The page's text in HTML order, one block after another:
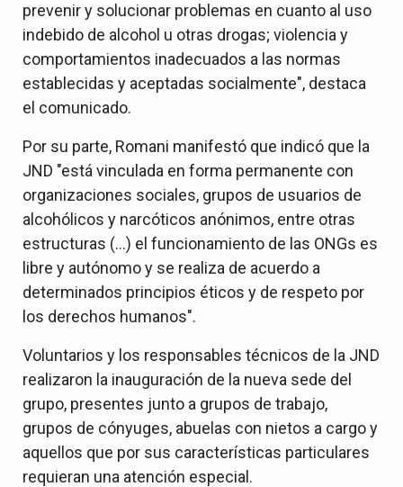
prevenir y solucionar problemas en cuanto al uso
indebido de alcohol u otras drogas; violencia y
comportamientos inadecuados a las normas
establecidas y aceptadas socialmente", destaca
el comunicado.
Por su parte, Romani manifestó que indicó que la
JND "está vinculada en forma permanente con
organizaciones sociales, grupos de usuarios de
alcohólicos y narcóticos anónimos, entre otras
estructuras (...) el funcionamiento de las ONGs es
libre y autónomo y se realiza de acuerdo a
determinados principios éticos y de respeto por
los derechos humanos".
Voluntarios y los responsables técnicos de la JND
realizaron la inauguración de la nueva sede del
grupo, presentes junto a grupos de trabajo,
grupos de cónyuges, abuelas con nietos a cargo y
aquellos que por sus características particulares
requieran una atención especial.